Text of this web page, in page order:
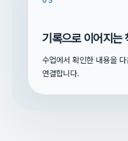
기록으로 이어지는
수업에서 확인한 내용을
연결합니다.